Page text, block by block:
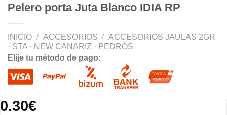
Pelero porta Juta Blanco IDIA RP
INICIO / ACCESORIOS / ACCESORIOS JAULAS 2GR
· STA · NEW CANARIZ · PEDROS
Elije tu método de pago:
0.30€